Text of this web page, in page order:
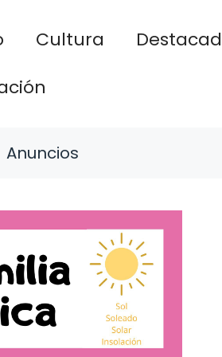
Cultura
Anuncios